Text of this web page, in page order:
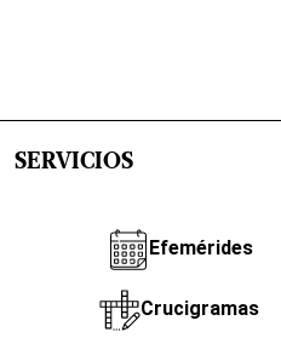
SERVICIOS
Efemérides
Crucigramas